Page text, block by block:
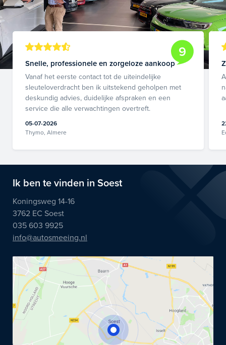
9
Snelle, professionele en zorgeloze aankoop
Vanaf het eerste contact tot de uiteindelijke
sleuteloverdracht ben ik uitstekend geholpen met
deskundig advies, duidelijke afspraken en een
service die alle verwachtingen overtreft.
05-07-2026
Thymo, Almere
Ik ben te vinden in Soest
Koningsweg 14-16
3762 EC Soest
035 603 9925
info@autosmeeing.nl